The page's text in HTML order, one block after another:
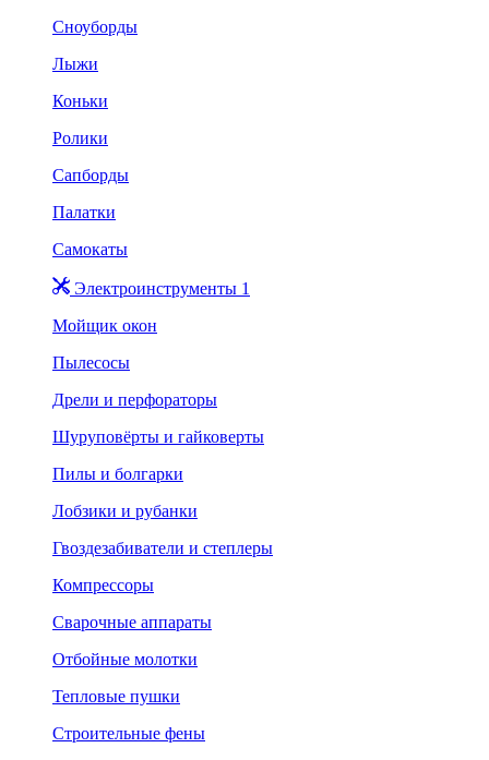
Сноуборды
Лыжи
Коньки
Ролики
Сапборды
Палатки
Самокаты
Электроинструменты 1
Мойщик окон
Пылесосы
Дрели и перфораторы
Шуруповёрты и гайковерты
Пилы и болгарки
Лобзики и рубанки
Гвоздезабиватели и степлеры
Компрессоры
Сварочные аппараты
Отбойные молотки
Тепловые пушки
Строительные фены